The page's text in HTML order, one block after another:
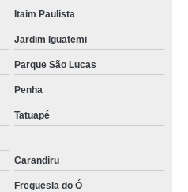
Itaim Paulista
Jardim Iguatemi
Parque São Lucas
Penha
Tatuapé
Carandiru
Freguesia do Ó